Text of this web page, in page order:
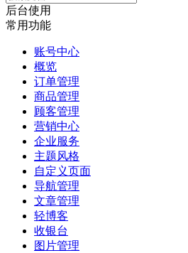
后台使用
常用功能
账号中心
概览
订单管理
商品管理
顾客管理
营销中心
企业服务
主题风格
自定义页面
导航管理
文章管理
轻博客
收银台
图片管理